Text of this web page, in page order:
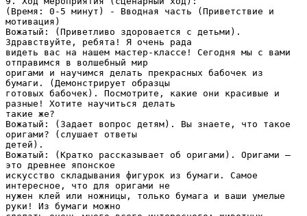
(Время: 0-5 минут) - Вводная часть (Приветствие и
мотивация)
Вожатый: (Приветливо здоровается с детьми).
Здравствуйте, ребята! Я очень рада
видеть вас на нашем мастер-классе! Сегодня мы с вами
отправимся в волшебный мир
оригами и научимся делать прекрасных бабочек из
бумаги. (Демонстрирует образцы
готовых бабочек). Посмотрите, какие они красивые и
разные! Хотите научиться делать
такие же?
Вожатый: (Задает вопрос детям). Вы знаете, что такое
оригами? (слушает ответы
детей).
Вожатый: (Кратко рассказывает об оригами). Оригами –
это древнее японское
искусство складывания фигурок из бумаги. Самое
интересное, что для оригами не
нужен клей или ножницы, только бумага и ваши умелые
руки! Из бумаги можно